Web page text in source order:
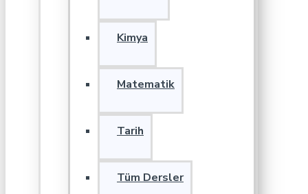
Kimya
Matematik
Tarih
Tüm Dersler